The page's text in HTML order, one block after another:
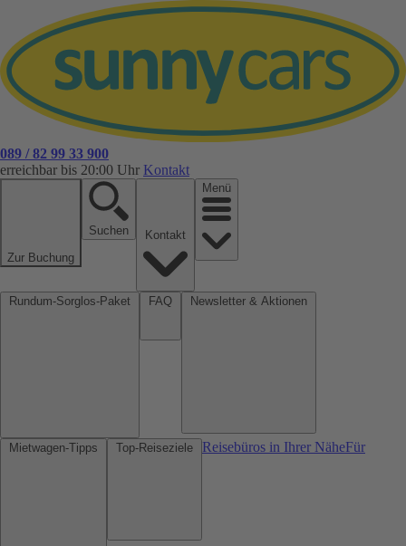
089 / 82 99 33 900
erreichbar bis 20:00 Uhr Kontakt
Zur Buchung
Suchen
Menü
Reisebüros in Ihrer NäheFür